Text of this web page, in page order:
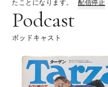
たことになります。
配信停止
Podcast
ポッドキャスト